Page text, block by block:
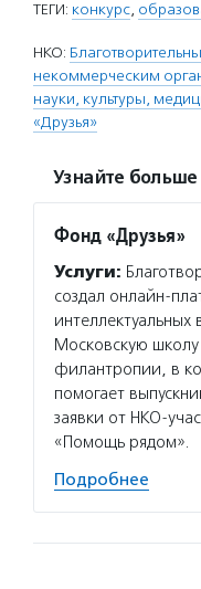
ТЕГИ: конкурс,
НКО:
некоммерческим
науки, культуры,
«Друзья»
Узнайте больше
Фонд «Друзья»
Услуги:
создал онлайн-
Московскую
филантропии, в
помогает
заявки от НКО-
«Помощь рядом».
Подробнее